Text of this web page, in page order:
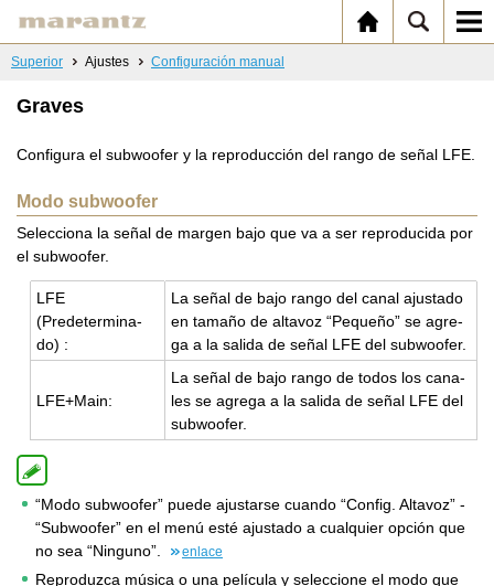
Superior Ajustes Configuración manual
Graves
Configura el subwoofer y la reproducción del rango de señal LFE.
Modo subwoofer
Selecciona la señal de margen bajo que va a ser reproducida por
el subwoofer.
LFE
(Pre­de­ter­mi­na­
do) :
La señal de bajo rango del canal ajus­ta­do
en ta­ma­ño de al­ta­voz “Pe­que­ño” se agre­
ga a la sa­li­da de señal LFE del sub­woo­fer.
LFE+Main:
La señal de bajo rango de todos los ca­na­
les se agre­ga a la sa­li­da de señal LFE del
sub­woo­fer.
“Modo subwoofer” puede ajustarse cuando “Config. Altavoz” -
“Subwoofer” en el menú esté ajustado a cualquier opción que
no sea “Ninguno”.
enlace
Reproduzca música o una película y seleccione el modo que